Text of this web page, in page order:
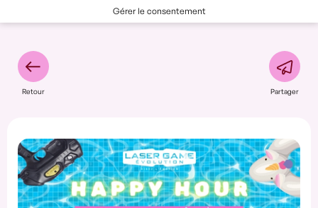
Gérer le consentement
Retour Partager